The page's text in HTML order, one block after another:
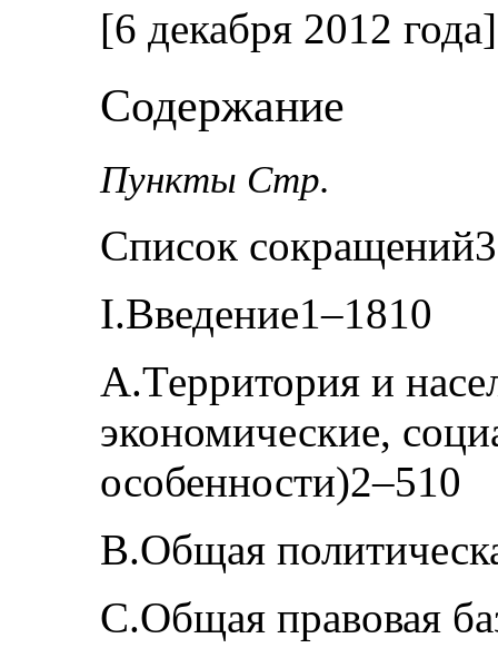
[6 декабря 2012 года]
Содержание
Пункты Стр.
Список сокращений3
I.Введение1–1810
A.Территория и
экономические,
особенности)2–510
B.Общая
C.Общая правовая